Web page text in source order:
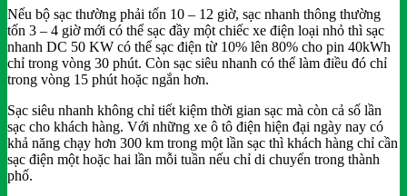
Nếu bộ sạc thường phải tốn 10 – 12 giờ, sạc nhanh thông thường
tốn 3 – 4 giờ mới có thể sạc đầy một chiếc xe điện loại nhỏ thì sạc
nhanh DC 50 KW có thể sạc điện từ 10% lên 80% cho pin 40kWh
chỉ trong vòng 30 phút. Còn sạc siêu nhanh có thể làm điều đó chỉ
trong vòng 15 phút hoặc ngắn hơn.
Sạc siêu nhanh không chỉ tiết kiệm thời gian sạc mà còn cả số lần
sạc cho khách hàng. Với những xe ô tô điện hiện đại ngày nay có
khả năng chạy hơn 300 km trong một lần sạc thì khách hàng chỉ cần
sạc điện một hoặc hai lần mỗi tuần nếu chỉ di chuyển trong thành
phố.